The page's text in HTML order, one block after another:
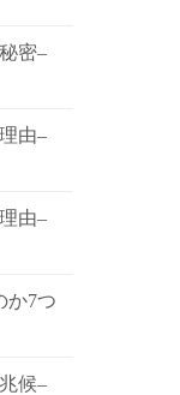
密–
由–
由–
か7つ
候–